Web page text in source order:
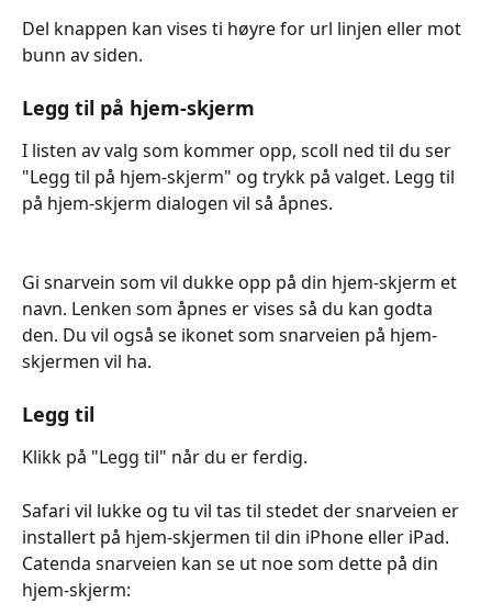
Del knappen kan vises ti høyre for url linjen eller mot
bunn av siden.
Legg til på hjem-skjerm
I listen av valg som kommer opp, scoll ned til du ser
"Legg til på hjem-skjerm" og trykk på valget. Legg til
på hjem-skjerm dialogen vil så åpnes.
Gi snarvein som vil dukke opp på din hjem-skjerm et
navn. Lenken som åpnes er vises så du kan godta
den. Du vil også se ikonet som snarveien på hjem-
skjermen vil ha.
Legg til
Klikk på "Legg til" når du er ferdig.
Safari vil lukke og tu vil tas til stedet der snarveien er
installert på hjem-skjermen til din iPhone eller iPad.
Catenda snarveien kan se ut noe som dette på din
hjem-skjerm: